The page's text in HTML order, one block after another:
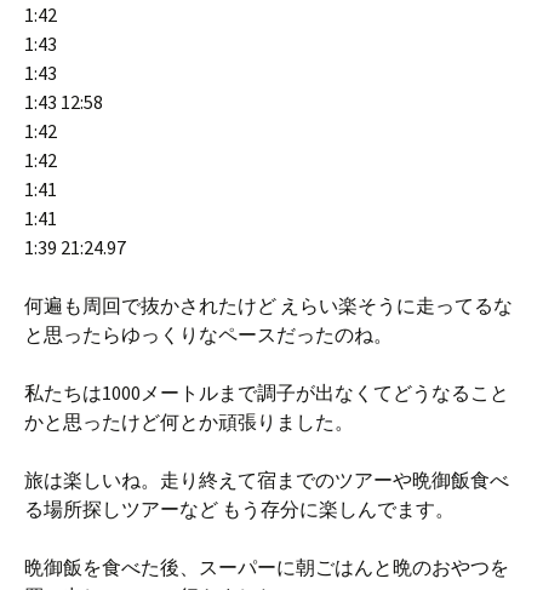
1:42
1:43
1:43
1:43 12:58
1:42
1:42
1:41
1:41
1:39 21:24.97
何遍も周回で抜かされたけど えらい楽そうに走ってるな
と思ったらゆっくりなペースだったのね。
私たちは1000メートルまで調子が出なくてどうなること
かと思ったけど何とか頑張りました。
旅は楽しいね。走り終えて宿までのツアーや晩御飯食べ
る場所探しツアーなど もう存分に楽しんでます。
晩御飯を食べた後、スーパーに朝ごはんと晩のおやつを